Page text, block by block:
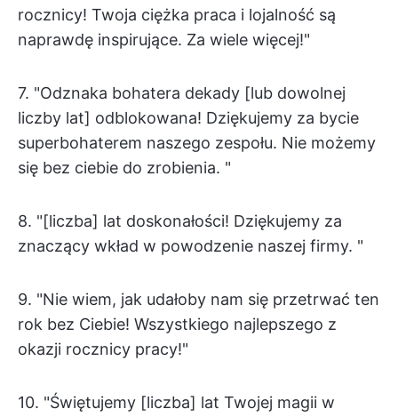
rocznicy! Twoja ciężka praca i lojalność są
naprawdę inspirujące. Za wiele więcej!"
7. "Odznaka bohatera dekady [lub dowolnej
liczby lat] odblokowana! Dziękujemy za bycie
superbohaterem naszego zespołu. Nie możemy
się bez ciebie do zrobienia. "
8. "[liczba] lat doskonałości! Dziękujemy za
znaczący wkład w powodzenie naszej firmy. "
9. "Nie wiem, jak udałoby nam się przetrwać ten
rok bez Ciebie! Wszystkiego najlepszego z
okazji rocznicy pracy!"
10. "Świętujemy [liczba] lat Twojej magii w